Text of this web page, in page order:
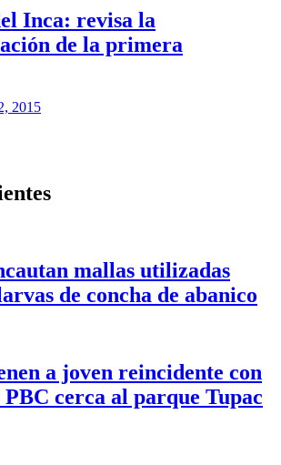
Inca: revisa la
de la primera
2015
mallas utilizadas
de concha de abanico
a joven reincidente con
cerca al parque Tupac